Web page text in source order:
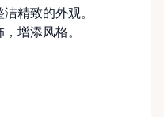
精致的外观。
增添风格。